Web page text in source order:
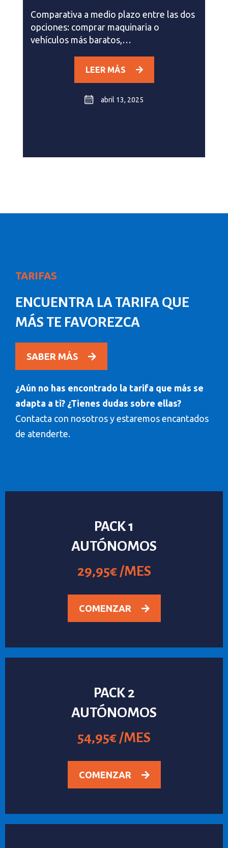
Comparativa a medio plazo entre las dos
opciones: comprar maquinaria o
vehículos más baratos,…
LEER MÁS
abril 13, 2025
TARIFAS
ENCUENTRA LA TARIFA QUE
MÁS TE FAVOREZCA
SABER MÁS
¿Aún no has encontrado la tarifa que más se
adapta a ti? ¿Tienes dudas sobre ellas?
Contacta con nosotros y estaremos encantados
de atenderte.
PACK 1
AUTÓNOMOS
29,95€ /MES
COMENZAR
PACK 2
AUTÓNOMOS
54,95€ /MES
COMENZAR